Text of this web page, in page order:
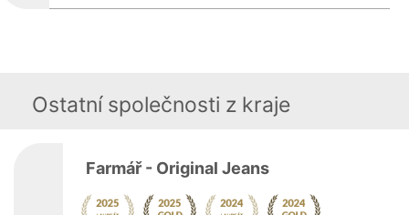
Ostatní společnosti z kraje
Farmář - Original Jeans